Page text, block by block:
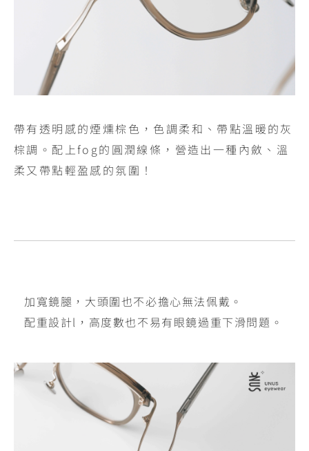
帶有透明感的煙燻棕色，色調柔和、帶點溫暖的灰
棕調。配上fog的圓潤線條，營造出一種內斂、溫
柔又帶點輕盈感的氛圍！
加寬鏡腿，大頭圍也不必擔心無法佩戴。
配重設計l，高度數也不易有眼鏡過重下滑問題。